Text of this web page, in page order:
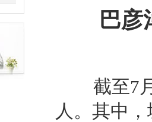
巴彦
截至7月
人。其中